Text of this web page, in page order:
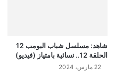
شاهد: مسلسل شباب البومب 12
الحلقة 12.. نسائية بامتياز (فيديو)
22 مارس، 2024